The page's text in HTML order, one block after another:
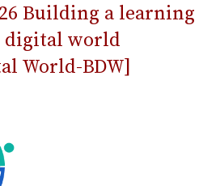
Building a learning
digital world
World-BDW]